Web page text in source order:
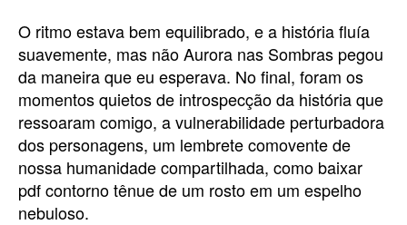
O ritmo estava bem equilibrado, e a história fluía
suavemente, mas não Aurora nas Sombras pegou
da maneira que eu esperava. No final, foram os
momentos quietos de introspecção da história que
ressoaram comigo, a vulnerabilidade perturbadora
dos personagens, um lembrete comovente de
nossa humanidade compartilhada, como baixar
pdf contorno tênue de um rosto em um espelho
nebuloso.